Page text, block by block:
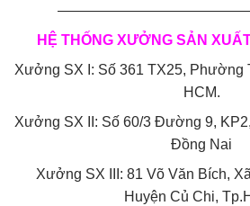
HỆ THỐNG XƯỞNG SẢN
Xưởng SX I: Số 361 TX25, Phường
HCM.
Xưởng SX II: Số 60/3 Đường 9,
Đồng Nai
Xưởng SX III: 81 Võ Văn Bích,
Huyện Củ Chi,